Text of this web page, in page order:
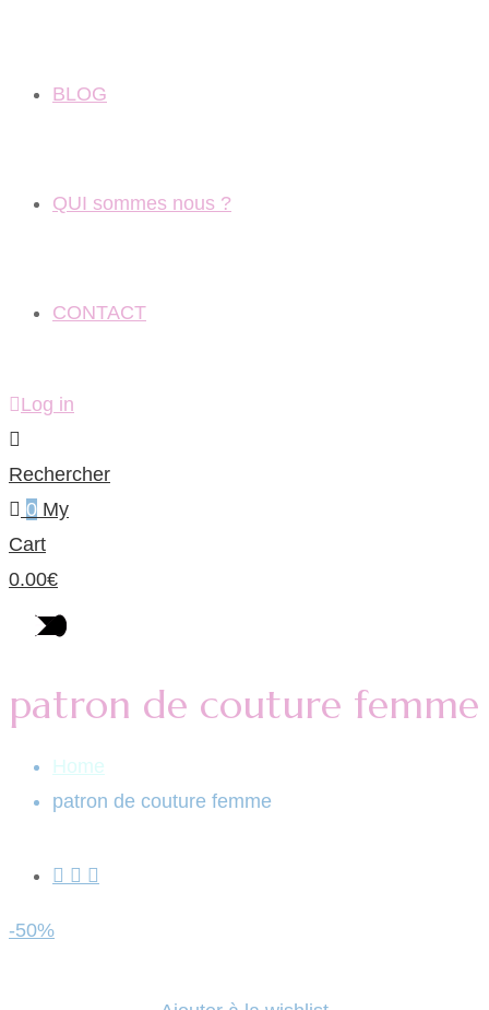
BLOG
QUI sommes nous ?
CONTACT
Log in
Rechercher
0 My
Cart
0.00€
patron de couture femme
Home
patron de couture femme
-50%